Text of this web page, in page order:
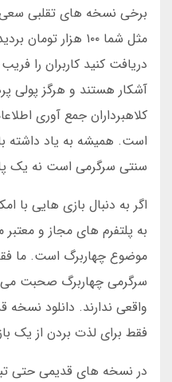
برخی نسخه های تقلبی سعی
مثل شما ۱۰۰ هزار
دریافت کنید کاربران را
آشکار هستند و هرگز
کلاهبرداران جمع آوری
است. همیشه به یاد داشته
سنتی سرگرمی است نه یک
اگر به دنبال بازی هایی با
به پلتفرم های مجاز و معتبر
موضوع چهاربرگ است. ما
سرگرمی چهاربرگ صحبت می
فقط برای لذت بردن از یک
در نسخه های قدیمی حتی